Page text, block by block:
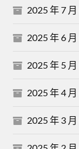
2025 年 7 月
2025 年 6 月
2025 年 5 月
2025 年 4 月
2025 年 3 月